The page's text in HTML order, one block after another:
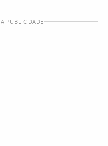
PUBLICIDADE